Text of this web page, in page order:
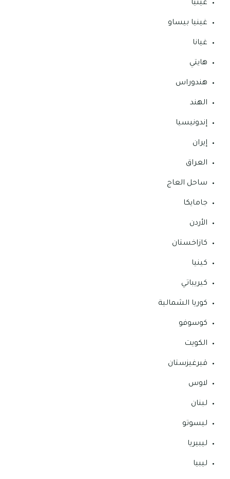
غينيا
غينيا بيساو
غيانا
هايتي
هندوراس
الهند
إندونيسيا
إيران
العراق
ساحل العاج
جامايكا
الأردن
كازاخستان
كينيا
كيريباتي
كوريا الشمالية
كوسوفو
الكويت
قيرغيزستان
لاوس
لبنان
ليسوتو
ليبيريا
ليبيا